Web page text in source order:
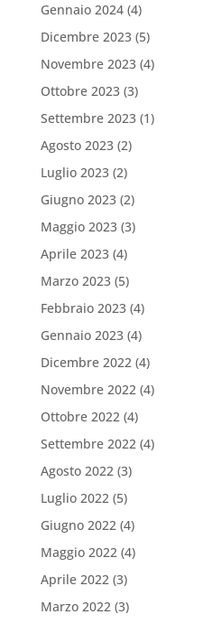
Gennaio 2024(4)
Dicembre 2023(5)
Novembre 2023(4)
Ottobre 2023(3)
Settembre 2023(1)
Agosto 2023(2)
Luglio 2023(2)
Giugno 2023(2)
Maggio 2023(3)
Aprile 2023(4)
Marzo 2023(5)
Febbraio 2023(4)
Gennaio 2023(4)
Dicembre 2022(4)
Novembre 2022(4)
Ottobre 2022(4)
Settembre 2022(4)
Agosto 2022(3)
Luglio 2022(5)
Giugno 2022(4)
Maggio 2022(4)
Aprile 2022(3)
Marzo 2022(3)